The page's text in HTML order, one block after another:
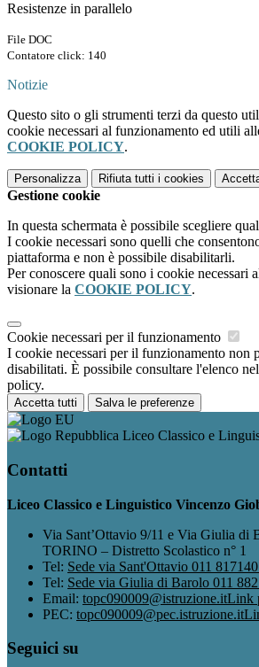
Resistenze in parallelo
File DOC
Contatore click: 140
Notizie
Questo sito o gli strumenti terzi da questo
cookie necessari al funzionamento ed utili
COOKIE POLICY.
Personalizza Rifiuta tutti i cookies
Gestione cookie
In questa schermata è possibile scegliere
I cookie necessari sono quelli che
piattaforma e non è possibile disabilitarli.
Per conoscere quali sono i cookie necessari
visionare la COOKIE POLICY.
Cookie necessari per il funzionamento
I cookie necessari per il funzionamento non
disabilitati. È possibile consultare l'elenco
policy.
Accetta tutti Salva le preferenze
Liceo Classico e
Contatti
Liceo Classico e Linguistico Vincenzo
Via Sant’Ottavio 9/11 e Via Giulia di
TORINO – Distretto Scolastico n° 1
Tel: Sede via Sant'Ottavio 011
Tel: Sede via Giulia di Barolo 011
Email: topc090009@istruzione.itLink
PEC: topc090009@pec.istruzione.it
Seguici su